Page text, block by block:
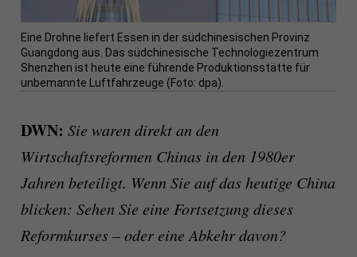
Eine Drohne liefert Essen in der südchinesischen Provinz
Guangdong aus. Das südchinesische Technologiezentrum
Shenzhen ist heute eine führende Produktionsstätte für
unbemannte Luftfahrzeuge (Foto: dpa).
DWN: Sie waren direkt an den
Wirtschaftsreformen Chinas in den 1980er
Jahren beteiligt. Wenn Sie auf das heutige China
blicken: Sehen Sie eine Fortsetzung dieses
Reformkurses – oder eine Abkehr davon?